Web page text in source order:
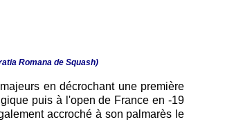
Romana de Squash)
en décrochant une première
puis à l'open de France en -19
accroché à son palmarès le